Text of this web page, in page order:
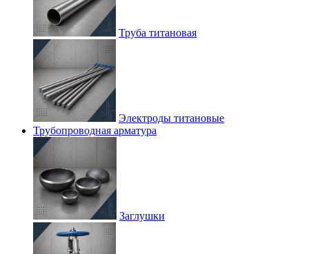
Труба титановая
Электроды титановые
Трубопроводная арматура
Заглушки